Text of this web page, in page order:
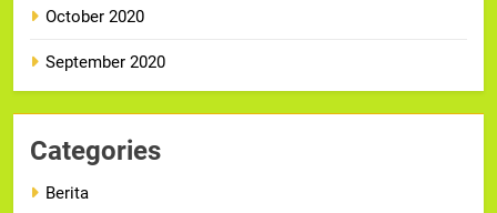
October 2020
September 2020
Categories
Berita